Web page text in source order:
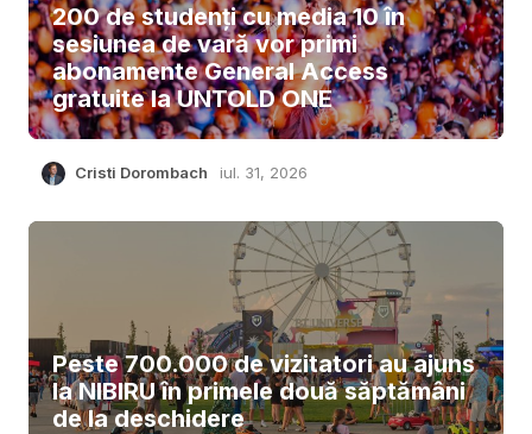
200 de studenți cu media 10 în
sesiunea de vară vor primi
abonamente General Access
gratuite la UNTOLD ONE
Cristi Dorombach iul. 31, 2026
Peste 700.000 de vizitatori au ajuns
la NIBIRU în primele două săptămâni
de la deschidere